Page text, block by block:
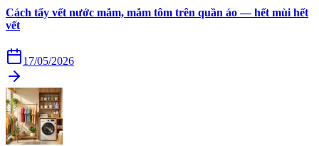
Cách tẩy vết nước mắm, mắm tôm trên quần áo — hết mùi hết
vết
17/05/2026